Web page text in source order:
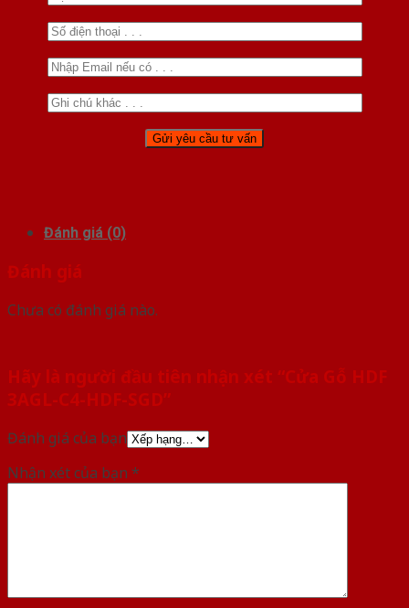
Đánh giá (0)
Đánh giá
Chưa có đánh giá nào.
Hãy là người đầu tiên nhận xét “Cửa Gỗ HDF
3AGL-C4-HDF-SGD”
Đánh giá của bạn
Nhận xét của bạn *